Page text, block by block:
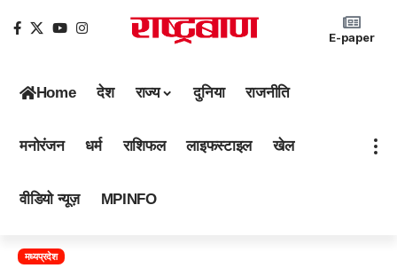
E-paper
Home देश राज्य दुनिया राजनीति
मनोरंजन धर्म राशिफल लाइफस्टाइल खेल
वीडियो न्यूज़ MPINFO
मध्यप्रदेश